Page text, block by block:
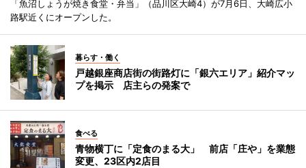
「魚沼しょうが焼き食堂・弁当」（品川区大崎4）が7月6日、大崎広小
路駅近くにオープンした。
暮らす・働く
戸越銀座商店街の街路灯に「銀六エリア」紹介マッ
プを掲示 店主らの発案で
食べる
青物横丁に「定食のまる大」 前店「庄や」を業態
変更、23区内2店目